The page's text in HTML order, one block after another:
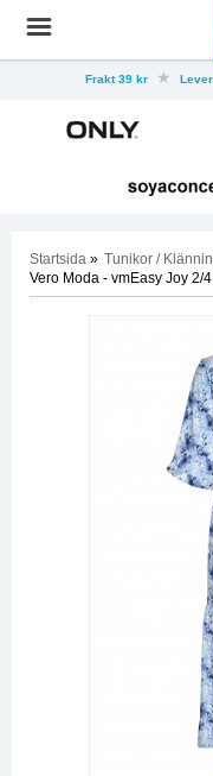
Frakt 39 kr
Startsida » Tunikor /
Vero Moda - vmEasy Joy 2/